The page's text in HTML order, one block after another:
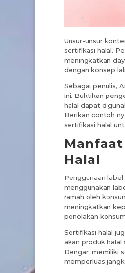
Unsur-unsur
sertifikasi halal.
meningkatkan
dengan konsep
Sebagai penulis,
ini. Buktikan
halal dapat
Berikan contoh
sertifikasi halal
Halal
Penggunaan
menggunakan
ramah oleh
meningkatkan
penolakan
Sertifikasi halal
akan produk halal
Dengan memiliki
memperluas